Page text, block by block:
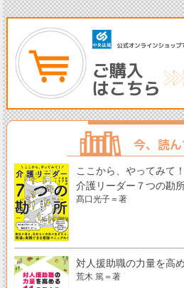
ここから、やってみて
介護リーダー７つの勘
髙口光子＝著
対人援助職の力量を高
荒木 篤＝著